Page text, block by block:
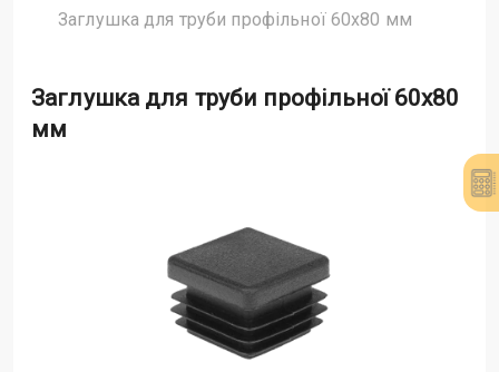
Заглушка для труби профільної 60х80 мм
Заглушка для труби профільної 60х80
мм